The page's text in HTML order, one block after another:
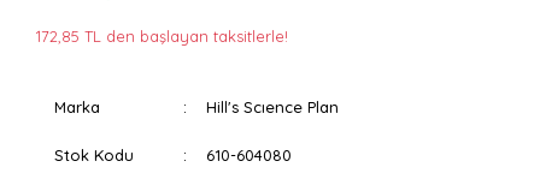
172,85 TL den başlayan taksitlerle!
Marka Hill's Scıence Plan
Stok Kodu 610-604080